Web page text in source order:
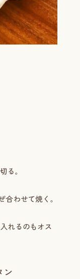
る。
わせて焼く。
れるのもオス
ン